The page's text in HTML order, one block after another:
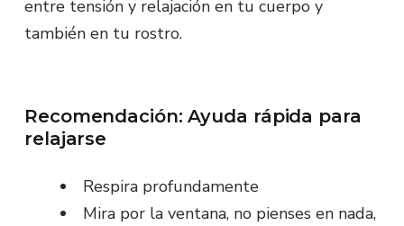
entre tensión y relajación en tu cuerpo y
también en tu rostro.
Recomendación: Ayuda rápida para
relajarse
Respira profundamente
Mira por la ventana, no pienses en nada,